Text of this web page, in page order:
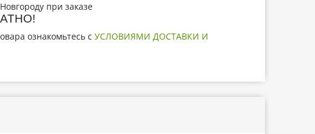
при заказе
ознакомьтесь с УСЛОВИЯМИ ДОСТАВКИ И